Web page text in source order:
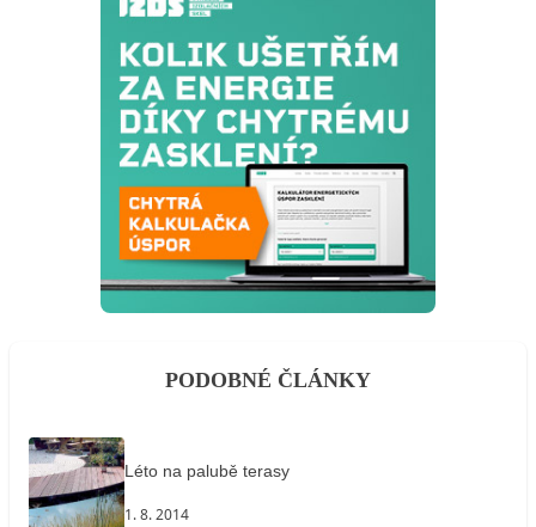
PODOBNÉ ČLÁNKY
Léto na palubě terasy
1. 8. 2014